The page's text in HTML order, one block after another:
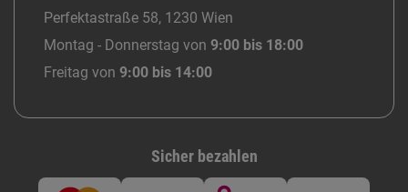
Perfektastraße 58, 1230 Wien
Montag - Donnerstag von 9:00 bis 18:00
Freitag von 9:00 bis 14:00
Sicher bezahlen